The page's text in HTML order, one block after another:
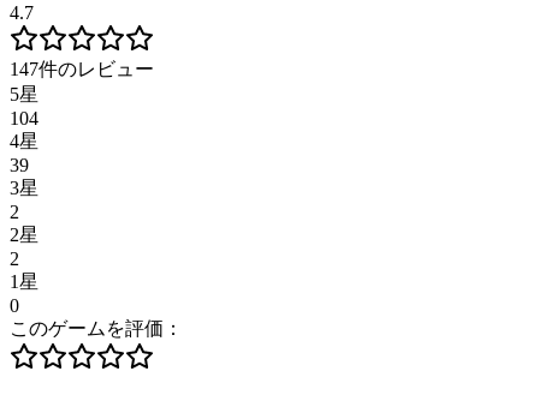
4.7
147件のレビュー
5星
104
4星
39
3星
2
2星
2
1星
0
このゲームを評価：